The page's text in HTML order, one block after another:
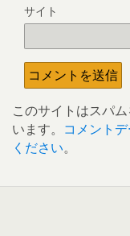
サイト
このサイトはスパ
います。 コメント
ください。